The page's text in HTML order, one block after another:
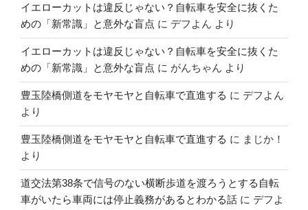
イエローカットは違反じゃない？自転車を安全に抜くた
めの「新常識」と意外な盲点 に デフよん より
イエローカットは違反じゃない？自転車を安全に抜くた
めの「新常識」と意外な盲点 に がんちゃん より
豊玉陸橋側道をモヤモヤと自転車で直進する に デフよん
より
豊玉陸橋側道をモヤモヤと自転車で直進する に まじか！
より
道交法第38条で信号のない横断歩道を渡ろうとする自転
車がいたら車両には停止義務があるとわかる話 に デフよ